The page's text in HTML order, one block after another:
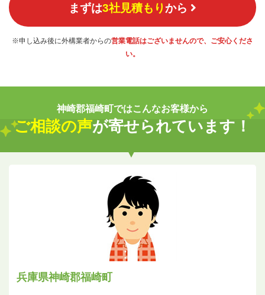
まずは3社見積もりから
※申し込み後に外構業者からの営業電話はございませんので、ご安心くださ
い。
神崎郡福崎町ではこんなお客様から
ご相談の声が寄せられています！
兵庫県神崎郡福崎町